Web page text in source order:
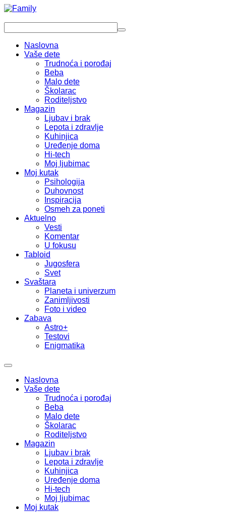
Naslovna
Vaše dete
Trudnoća i porođaj
Beba
Malo dete
Školarac
Roditeljstvo
Magazin
Ljubav i brak
Lepota i zdravlje
Kuhinjica
Uređenje doma
Hi-tech
Moj ljubimac
Moj kutak
Psihologija
Duhovnost
Inspiracija
Osmeh za poneti
Aktuelno
Vesti
Komentar
U fokusu
Tabloid
Jugosfera
Svet
Svaštara
Planeta i univerzum
Zanimljivosti
Foto i video
Zabava
Astro+
Testovi
Enigmatika
Naslovna
Vaše dete
Trudnoća i porođaj
Beba
Malo dete
Školarac
Roditeljstvo
Magazin
Ljubav i brak
Lepota i zdravlje
Kuhinjica
Uređenje doma
Hi-tech
Moj ljubimac
Moj kutak